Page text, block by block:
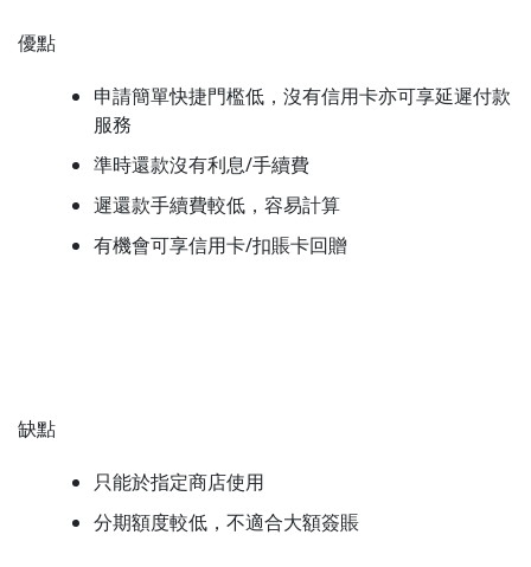
優點
申請簡單快捷門檻低，沒有信用卡亦可享延遲付款
服務
準時還款沒有利息/手續費
遲還款手續費較低，容易計算
有機會可享信用卡/扣賬卡回贈
缺點
只能於指定商店使用
分期額度較低，不適合大額簽賬